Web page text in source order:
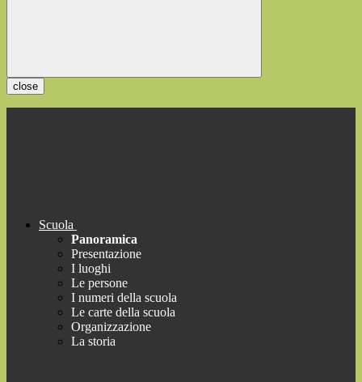
close
Scuola
Panoramica
Presentazione
I luoghi
Le persone
I numeri della scuola
Le carte della scuola
Organizzazione
La storia